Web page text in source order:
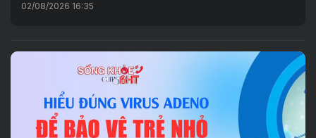
02/08/2026 16:35